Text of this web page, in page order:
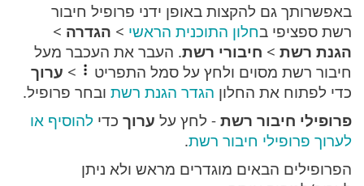
באפשרותך גם להקצות באופן ידני פרופיל חיבור
רשת ספציפי בחלון התוכנית הראשי > הגדרה >
הגנת רשת > חיבורי רשת. העבר את העכבר מעל
חיבור רשת מסוים ולחץ על סמל התפריט
> ערוך
כדי לפתוח את החלון הגדר הגנת רשת ובחר פרופיל.
פרופילי חיבור רשת - לחץ על ערוך כדי להוסיף או
לערוך פרופילי חיבור רשת.
הפרופילים הבאים מוגדרים מראש ולא ניתן